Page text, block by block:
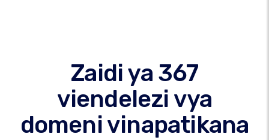
Zaidi ya 367
viendelezi vya
domeni vinapatikana